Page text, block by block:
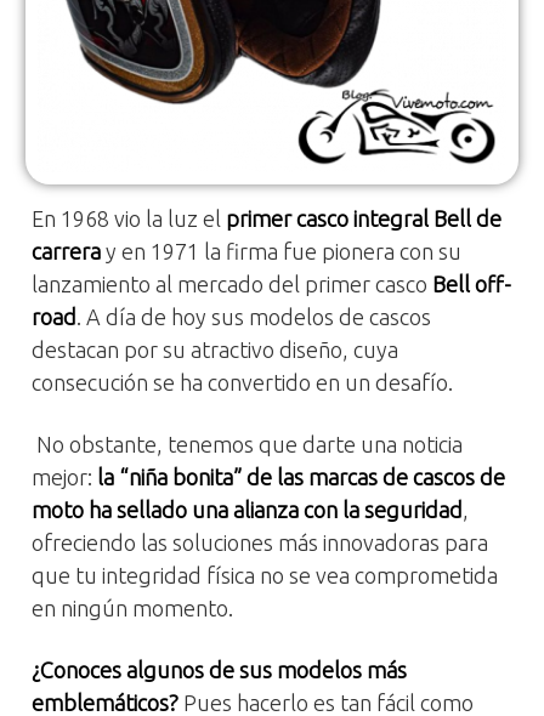
En 1968 vio la luz el primer casco integral Bell de
carrera y en 1971 la firma fue pionera con su
lanzamiento al mercado del primer casco Bell off-
road . A día de hoy sus modelos de cascos
destacan por su atractivo diseño, cuya
consecución se ha convertido en un desafío.
No obstante, tenemos que darte una noticia
mejor: la “niña bonita” de las marcas de cascos de
moto ha sellado una alianza con la seguridad
ofreciendo las soluciones más innovadoras para
que tu integridad física no se vea comprometida
en ningún momento.
¿Conoces algunos de sus modelos más
emblemáticos? Pues hacerlo es tan fácil como